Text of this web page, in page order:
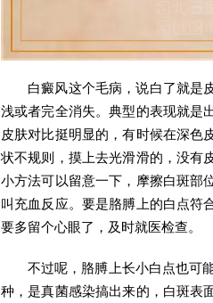
白癜风这个毛病，说白了就是
浅或者完全消失。典型的表现就是
皮肤对比挺明显的，有时候在深色
状不规则，摸上去光滑滑的，没有
小方法可以留意一下，摩擦白斑部
叫充血反应。要是胳膊上的白点符
要多留个心眼了，及时就医检查。
不过呢，胳膊上长小白点也可
种，是真菌感染搞出来的，白斑表